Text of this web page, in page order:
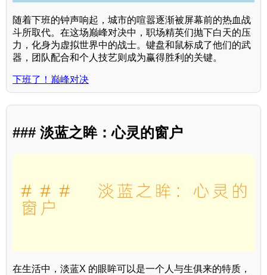
随着下班的钟声响起，城市的喧嚣逐渐被屏幕前的热血战
斗所取代。在这场巅峰对决中，职场精英们抛下白天的压
力，化身为虚拟世界中的战士。键盘和鼠标成了他们的武
器，团队配合和个人技艺则成为赢得胜利的关键。
下班了！巅峰对决
### 淡蓝之眸：心灵的窗户
在生活中，淡蓝X 的眼眸可以是一个人与生俱来的特质，